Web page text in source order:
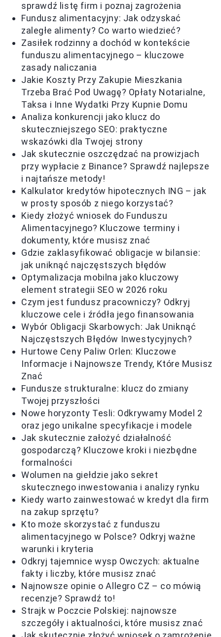
sprawdź listę firm i poznaj zagrożenia
Fundusz alimentacyjny: Jak odzyskać
zaległe alimenty? Co warto wiedzieć?
Zasiłek rodzinny a dochód w kontekście
funduszu alimentacyjnego – kluczowe
zasady naliczania
Jakie Koszty Przy Zakupie Mieszkania
Trzeba Brać Pod Uwagę? Opłaty Notarialne,
Taksa i Inne Wydatki Przy Kupnie Domu
Analiza konkurencji jako klucz do
skuteczniejszego SEO: praktyczne
wskazówki dla Twojej strony
Jak skutecznie oszczędzać na prowizjach
przy wypłacie z Binance? Sprawdź najlepsze
i najtańsze metody!
Kalkulator kredytów hipotecznych ING – jak
w prosty sposób z niego korzystać?
Kiedy złożyć wniosek do Funduszu
Alimentacyjnego? Kluczowe terminy i
dokumenty, które musisz znać
Gdzie zaklasyfikować obligacje w bilansie:
jak uniknąć najczęstszych błędów
Optymalizacja mobilna jako kluczowy
element strategii SEO w 2026 roku
Czym jest fundusz pracowniczy? Odkryj
kluczowe cele i źródła jego finansowania
Wybór Obligacji Skarbowych: Jak Uniknąć
Najczęstszych Błędów Inwestycyjnych?
Hurtowe Ceny Paliw Orlen: Kluczowe
Informacje i Najnowsze Trendy, Które Musisz
Znać
Fundusze strukturalne: klucz do zmiany
Twojej przyszłości
Nowe horyzonty Tesli: Odkrywamy Model 2
oraz jego unikalne specyfikacje i modele
Jak skutecznie założyć działalność
gospodarczą? Kluczowe kroki i niezbędne
formalności
Wolumen na giełdzie jako sekret
skutecznego inwestowania i analizy rynku
Kiedy warto zainwestować w kredyt dla firm
na zakup sprzętu?
Kto może skorzystać z funduszu
alimentacyjnego w Polsce? Odkryj ważne
warunki i kryteria
Odkryj tajemnice wysp Owczych: aktualne
fakty i liczby, które musisz znać
Najnowsze opinie o Allegro CZ – co mówią
recenzje? Sprawdź to!
Strajk w Poczcie Polskiej: najnowsze
szczegóły i aktualności, które musisz znać